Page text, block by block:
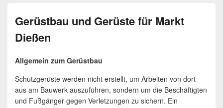
Gerüstbau und Gerüste für Markt
Dießen
Allgemein zum Gerüstbau
Schutzgerüste werden nicht erstellt, um Arbeiten von dort
aus am Bauwerk auszuführen, sondern um die Beschäftigten
und Fußgänger gegen Verletzungen zu sichern. Ein